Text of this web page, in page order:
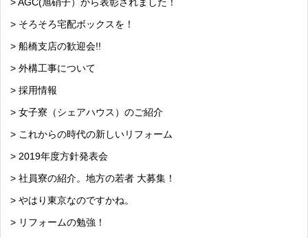
> そろそろ宅配ボックスを！
> 船橋支店の歓迎会!!
> 外構工事について
> 採用情報
> 女子寮（シェアハウス）のご紹介
> これからの時代の新しいリフォーム
> 2019年度方針発表会
> 社員寮の紹介。地方の若者 大募集！
> やはり東京なのですかね。
> リフォームの勉強！